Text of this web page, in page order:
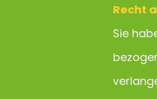
Recht
Sie